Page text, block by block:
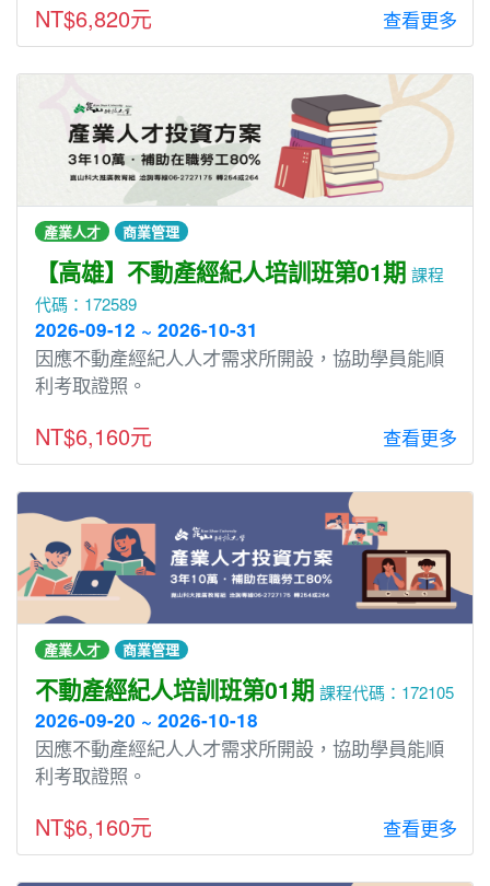
NT$6,820元 查看更多
產業人才 商業管理
【高雄】不動產經紀人培訓班第01期 課程
代碼：172589
2026-09-12 ~ 2026-10-31
因應不動產經紀人人才需求所開設，協助學員能順
利考取證照。
NT$6,160元 查看更多
產業人才 商業管理
不動產經紀人培訓班第01期 課程代碼：172105
2026-09-20 ~ 2026-10-18
因應不動產經紀人人才需求所開設，協助學員能順
利考取證照。
NT$6,160元 查看更多